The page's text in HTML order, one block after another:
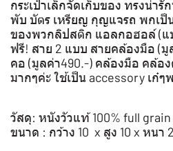
กระเป๋าเล็กจัดเก็บของ ทรงน่า
พับ บัตร เหรียญ กุญแจรถ พกเป็
ของพวกลิปสติก แอลกอฮอล์ (แ
ฟรี! สาย 2 แบบ สายคล้องมือ (
คอ (มูลค่า490.-) คล้องมือ คล้อ
มากๆค่ะ ใช้เป็น accessory เก๋
วัสดุ: หนังวัวแท้ 100% full
ขนาด : กว้าง 10 x สูง 10 x หนา